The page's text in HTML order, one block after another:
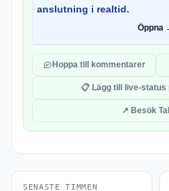
anslutning i realtid.
Öppna
Hoppa till kommentarer
📋 Lägg till live-status
↗ Besök
SENASTE TIMMEN